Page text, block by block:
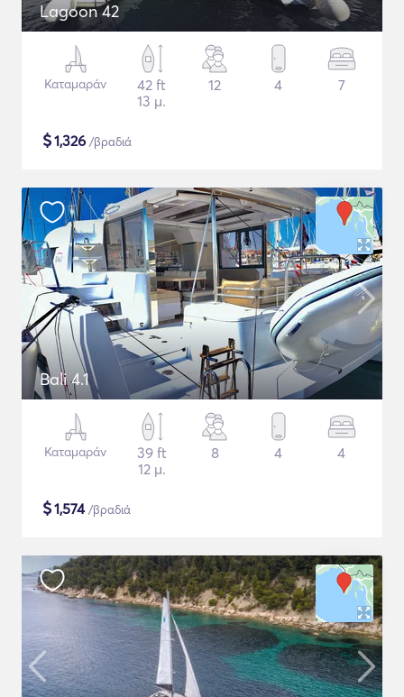
Lagoon 42
Καταμαράν
42 ft
13 μ.
12 4 7
$1,326 /βραδιά
Bali 4.1
Καταμαράν
39 ft
12 μ.
8 4 4
$1,574/βραδιά